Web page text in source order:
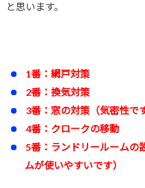
と思います。
1番：網戸対策
2番：換気対策
3番：窓の対策（気密性で
4番：クロークの移動
5番：ランドリールームの
ムが使いやすいです）